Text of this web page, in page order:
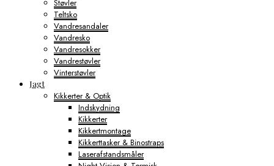
Støvler
Teltsko
Vandresandaler
Vandresko
Vandresokker
Vandrestøvler
Vinterstøvler
Jagt
Kikkerter & Optik
Indskydning
Kikkerter
Kikkertmontage
Kikkerttasker & Binostraps
Laserafstandsmåler